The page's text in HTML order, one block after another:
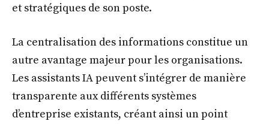
et stratégiques de son poste.
La centralisation des informations constitue un
autre avantage majeur pour les organisations.
Les assistants IA peuvent s’intégrer de manière
transparente aux différents systèmes
d’entreprise existants, créant ainsi un point